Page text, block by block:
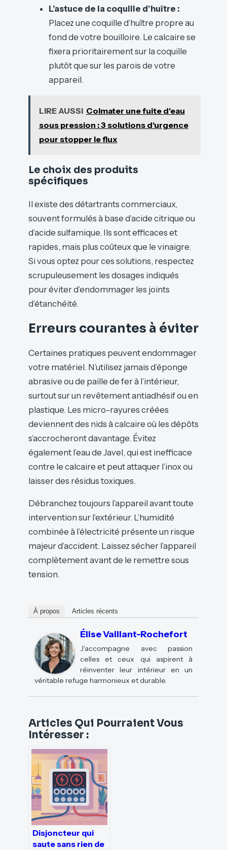
L’astuce de la coquille d’huître :
Placez une coquille d’huître propre au
fond de votre bouilloire. Le calcaire se
fixera prioritairement sur la coquille
plutôt que sur les parois de votre
appareil.
LIRE AUSSI Colmater une fuite d'eau
sous pression : 3 solutions d'urgence
pour stopper le flux
Le choix des produits
spécifiques
Il existe des détartrants commerciaux,
souvent formulés à base d’acide citrique ou
d’acide sulfamique. Ils sont efficaces et
rapides, mais plus coûteux que le vinaigre.
Si vous optez pour ces solutions, respectez
scrupuleusement les dosages indiqués
pour éviter d’endommager les joints
d’étanchéité.
Erreurs courantes à éviter
Certaines pratiques peuvent endommager
votre matériel. N’utilisez jamais d’éponge
abrasive ou de paille de fer à l’intérieur,
surtout sur un revêtement antiadhésif ou en
plastique. Les micro-rayures créées
deviennent des nids à calcaire où les dépôts
s’accrocheront davantage. Évitez
également l’eau de Javel, qui est inefficace
contre le calcaire et peut attaquer l’inox ou
laisser des résidus toxiques.
Débranchez toujours l’appareil avant toute
intervention sur l’extérieur. L’humidité
combinée à l’électricité présente un risque
majeur d’accident. Laissez sécher l’appareil
complètement avant de le remettre sous
tension.
À propos Articles récents
Élise Vaillant-Rochefort
J’accompagne avec passion
celles et ceux qui aspirent à
réinventer leur intérieur en un
véritable refuge harmonieux et durable.
Articles Qui Pourraient Vous
Intéresser :
Disjoncteur qui
saute sans rien de